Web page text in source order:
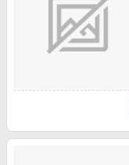
家電・PC・スマホ・カ
スポーツ・アウトドア
旅行・レジャー・ホテ
楽天ペイ導入ストア
楽天サービス特集
わくわく夏特集
とことん買い物チャレ